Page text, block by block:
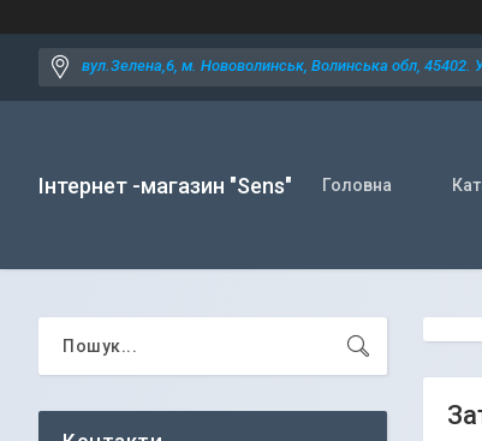
вул.Зелена,6, м. Нововолинськ, Волинська обл, 45402.
Інтернет -магазин "Sens" Головна